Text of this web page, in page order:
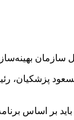
قدمی عملی برای مدیریت مصرف، رفع
پزشکیان،
برنامه هفتم حرکت کرد.